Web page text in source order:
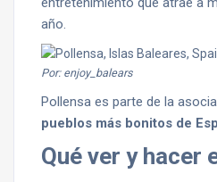
año.
Por: enjoy_balears
Pollensa es parte de la
pueblos más bonitos de
Qué ver y hacer